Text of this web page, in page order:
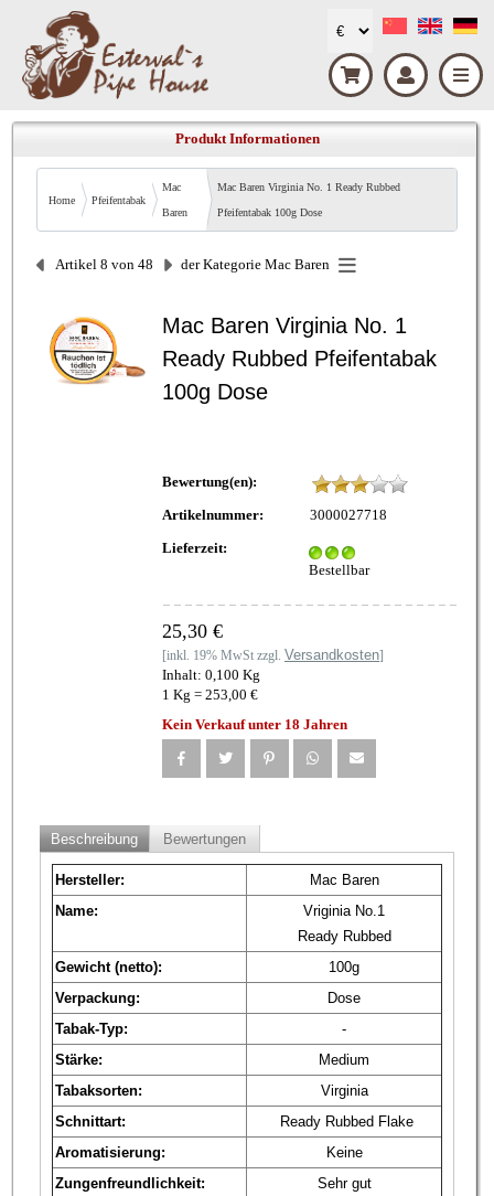
Produkt Informationen
Home Pfeifentabak
Mac
Baren
Mac Baren Virginia No. 1 Ready Rubbed
Pfeifentabak 100g Dose
Artikel 8 von 48 der Kategorie Mac Baren
Mac Baren Virginia No. 1
Ready Rubbed Pfeifentabak
100g Dose
Bewertung(en):
Artikelnummer:
3000027718
Lieferzeit:
Bestellbar
25,30 €
[inkl. 19% MwSt zzgl. Versandkosten]
Inhalt: 0,100 Kg
1 Kg = 253,00 €
Kein Verkauf unter 18 Jahren
Beschreibung Bewertungen
Hersteller:
Mac Baren
Name:
Vriginia No.1
Ready Rubbed
Gewicht (netto):
100g
Verpackung:
Dose
Tabak-Typ:
-
Stärke:
Medium
Tabaksorten:
Virginia
Schnittart:
Ready Rubbed Flake
Aromatisierung:
Keine
Zungenfreundlichkeit:
Sehr gut